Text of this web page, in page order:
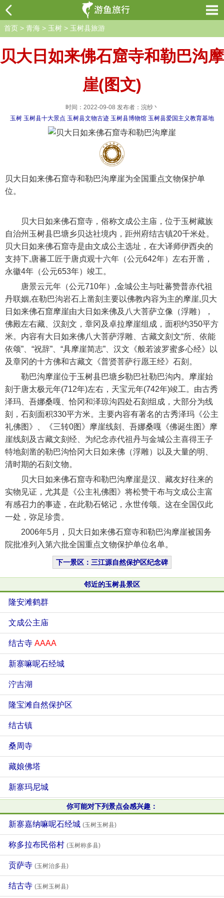
首页 > 青海 > 玉树 > 玉树县旅游
贝大日如来佛石窟寺和勒巴沟摩
崖(图文)
时间：2022-09-08 发布者：浣纱丶
玉树 玉树县十大景点 玉树县文物古迹 玉树县博物馆 玉树县爱国主义教育基地
贝大日如来佛石窟寺和勒巴沟摩崖为全国重点文物保护单
位。
贝大日如来佛石窟寺，俗称文成公主庙，位于玉树藏族
自治州玉树县巴塘乡贝达社境内，距州府结古镇20千米处。
贝大日如来佛石窟寺是由文成公主选址，在大译师伊西央的
支持下,唐蕃工匠于唐贞观十六年（公元642年）左右开凿，
永徽4年（公元653年）竣工。
唐景云元年（公元710年）,金城公主与吐蕃赞普赤代祖
丹联姻,在勒巴沟岩石上凿刻主要以佛教内容为主的摩崖,贝大
日如来佛石窟摩崖由大日如来佛及八大菩萨立像（浮雕），
佛殿左右藏、汉刻文，章冈及卓拉摩崖组成，面积约350平方
米。内容有大日如来佛八大菩萨浮雕、古藏文刻文“所、依能
依颂”、“祝辞”、“具摩崖简志”、汉文《般若波罗蜜多心经》以
及章冈的十方佛和古藏文《普贤菩萨行愿王经》石刻。
勒巴沟摩崖位于玉树县巴塘乡勒巴社勒巴沟内。摩崖始
刻于唐太极元年(712年)左右，天宝元年(742年)竣工。由古秀
泽玛、吾娜桑嘎、恰冈和泽琼沟四处石刻组成，大部分为线
刻，石刻面积330平方米。主要内容有著名的古秀泽玛《公主
礼佛图》、《三转0图》摩崖线刻、吾娜桑嘎《佛诞生图》摩
崖线刻及古藏文刻经、为纪念赤代祖丹与金城公主喜得王子
特地刻凿的勒巴沟恰冈大日如来佛（浮雕）以及大量的明、
清时期的石刻文物。
贝大日如来佛石窟寺和勒巴沟摩崖是汉、藏友好往来的
实物见证，尤其是《公主礼佛图》将松赞干布与文成公主富
有感召力的事迹，在此勒石铭记，永世传颂。这在全国仅此
一处，弥足珍贵。
2006年5月，贝大日如来佛石窟寺和勒巴沟摩崖被国务
院批准列入第六批全国重点文物保护单位名单。
下一景区：三江源自然保护区纪念碑
邻近的玉树县景区
隆安滩鹤群
文成公主庙
结古寺 AAAA
新寨嘛呢石经城
泞吉湖
隆宝滩自然保护区
结古镇
桑周寺
藏娘佛塔
新寨玛尼城
你可能对下列景点会感兴趣：
新寨嘉纳嘛呢石经城 (玉树玉树县)
称多拉布民俗村 (玉树称多县)
贡萨寺 (玉树治多县)
结古寺 (玉树玉树县)